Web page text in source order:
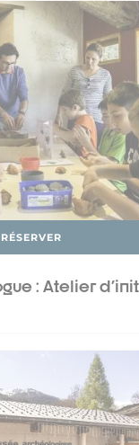
RÉSERVER
: Atelier